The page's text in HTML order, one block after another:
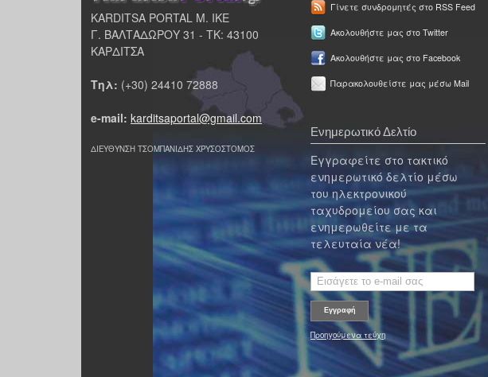
KARDITSA PORTAL Μ. ΙΚΕ
Γ. ΒΑΛΤΑΔΩΡΟΥ 31 - ΤΚ: 43100
ΚΑΡΔΙΤΣΑ
Τηλ: (+30) 24410 72888
e-mail: karditsaportal@gmail.com
ΔΙΕΥΘΥΝΣΗ ΤΣΟΜΠΑΝΙΔΗΣ ΧΡΥΣΟΣΤΟΜΟΣ
Γίνετε συνδρομητές στο RSS Feed
Ακολουθήστε μας στο Twitter
Ακολουθήστε μας στο Facebook
Παρακολουθείστε μας μέσω Mail
Ενημερωτικό Δελτίο
Εγγραφείτε στο τακτικό
ενημερωτικό δελτίο μέσω
του ηλεκτρονικού
ταχυδρομείου σας και
ενημερωθείτε με τα
τελευταία νέα!
Προηγούμενα τεύχη